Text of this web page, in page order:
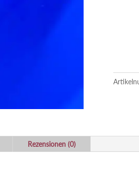
Rezensionen (0)